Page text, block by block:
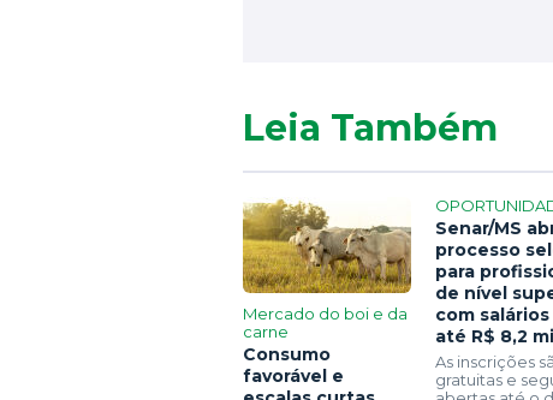
Leia Também
Mercado do boi e da
carne
Consumo
favorável e
Senar/MS
processo
para
de nível
com salários
até R$ 8,2
As inscrições
gratuitas e